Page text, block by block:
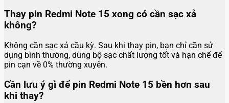
Thay pin Redmi Note 15 xong có cần sạc xả
không?
Không cần sạc xả cầu kỳ. Sau khi thay pin, bạn chỉ cần sử
dụng bình thường, dùng bộ sạc chất lượng tốt và hạn chế để
pin cạn về 0% thường xuyên.
Cần lưu ý gì để pin Redmi Note 15 bền hơn sau
khi thay?